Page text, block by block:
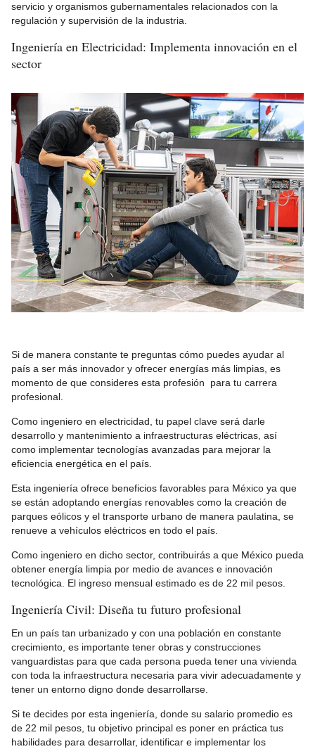
servicio y organismos gubernamentales relacionados con la
regulación y supervisión de la industria.
Ingeniería en Electricidad: Implementa innovación en el
sector
Si de manera constante te preguntas cómo puedes ayudar al
país a ser más innovador y ofrecer energías más limpias, es
momento de que consideres esta profesión para tu carrera
profesional.
Como ingeniero en electricidad, tu papel clave será darle
desarrollo y mantenimiento a infraestructuras eléctricas, así
como implementar tecnologías avanzadas para mejorar la
eficiencia energética en el país.
Esta ingeniería ofrece beneficios favorables para México ya que
se están adoptando energías renovables como la creación de
parques eólicos y el transporte urbano de manera paulatina, se
renueve a vehículos eléctricos en todo el país.
Como ingeniero en dicho sector, contribuirás a que México pueda
obtener energía limpia por medio de avances e innovación
tecnológica. El ingreso mensual estimado es de 22 mil pesos.
Ingeniería Civil: Diseña tu futuro profesional
En un país tan urbanizado y con una población en constante
crecimiento, es importante tener obras y construcciones
vanguardistas para que cada persona pueda tener una vivienda
con toda la infraestructura necesaria para vivir adecuadamente y
tener un entorno digno donde desarrollarse.
Si te decides por esta ingeniería, donde su salario promedio es
de 22 mil pesos, tu objetivo principal es poner en práctica tus
habilidades para desarrollar, identificar e implementar los